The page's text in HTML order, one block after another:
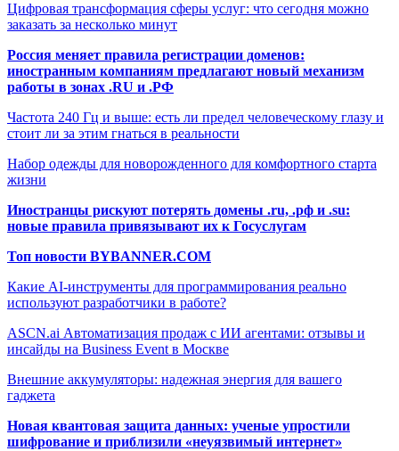
Цифровая трансформация сферы услуг: что сегодня можно
заказать за несколько минут
Россия меняет правила регистрации доменов:
иностранным компаниям предлагают новый механизм
работы в зонах .RU и .РФ
Частота 240 Гц и выше: есть ли предел человеческому глазу и
стоит ли за этим гнаться в реальности
Набор одежды для новорожденного для комфортного старта
жизни
Иностранцы рискуют потерять домены .ru, .рф и .su:
новые правила привязывают их к Госуслугам
Топ новости BYBANNER.COM
Какие AI-инструменты для программирования реально
используют разработчики в работе?
ASCN.ai Автоматизация продаж с ИИ агентами: отзывы и
инсайды на Business Event в Москве
Внешние аккумуляторы: надежная энергия для вашего
гаджета
Новая квантовая защита данных: ученые упростили
шифрование и приблизили «неуязвимый интернет»